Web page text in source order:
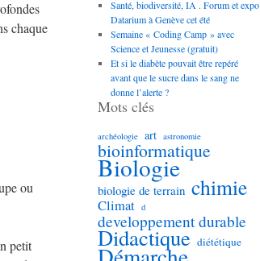
chaque
ou
petit
Santé, biodiversité, IA . Forum et expo
Datarium à Genève cet été
Semaine « Coding Camp » avec
Science et Jeunesse (gratuit)
Et si le diabète pouvait être repéré
avant que le sucre dans le sang ne
donne l’alerte ?
Mots clés
archéologie art astronomie
bioinformatique
Biologie
biologie de terrain chimie
Climat d
developpement durable
Didactique diététique